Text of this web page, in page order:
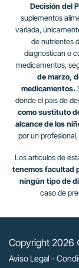
Decisión del
suplementos
variada,
de nutrientes
diagnostican o
medicamentos,
de marzo,
medicamentos.
donde el pais de
como sustituto
alcance de los
por un
Los artículos de
tenemos facultad
ningún tipo de
caso de
Copyright 2026
Aviso Legal -